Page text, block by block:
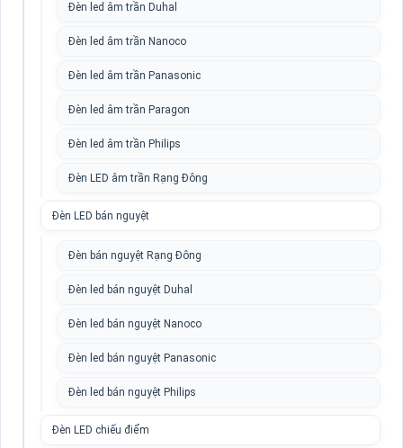
Đèn led âm trần Duhal
Đèn led âm trần Nanoco
Đèn led âm trần Panasonic
Đèn led âm trần Paragon
Đèn led âm trần Philips
Đèn LED âm trần Rạng Đông
Đèn LED bán nguyệt
Đèn bán nguyệt Rạng Đông
Đèn led bán nguyệt Duhal
Đèn led bán nguyệt Nanoco
Đèn led bán nguyệt Panasonic
Đèn led bán nguyệt Philips
Đèn LED chiếu điểm